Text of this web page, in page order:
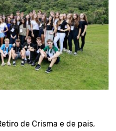
de Crisma e de pais,